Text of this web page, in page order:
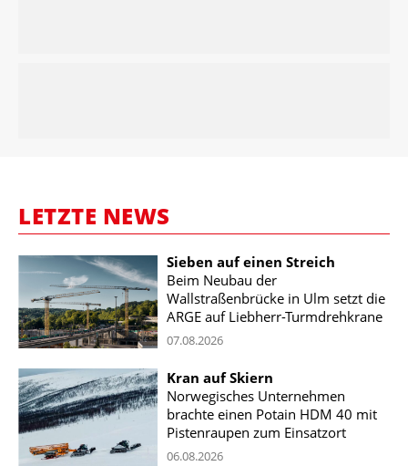
LETZTE NEWS
Sieben auf einen Streich
Beim Neubau der
Wallstraßenbrücke in Ulm setzt die
ARGE auf Liebherr-Turmdrehkrane
07.08.2026
Kran auf Skiern
Norwegisches Unternehmen
brachte einen Potain HDM 40 mit
Pistenraupen zum Einsatzort
06.08.2026